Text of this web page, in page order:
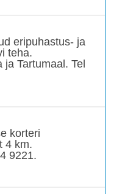
eripuhastus- ja
teha.
Tartumaal. Tel
korteri
4 km.
9221.